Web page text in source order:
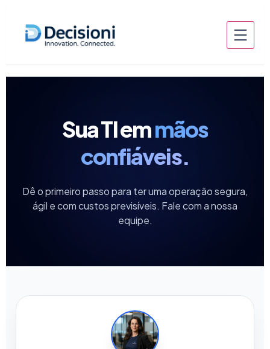
Sua TI emmãos
confiáveis.
Dê o primeiro passo para ter uma operação segura,
ágil e com custos previsíveis. Fale com a nossa
equipe.